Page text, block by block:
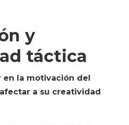
y
táctica
en la motivación del
a su creatividad